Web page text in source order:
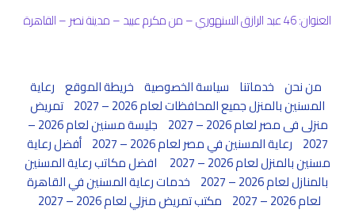
العنوان: 46 عبد الرازق السنهوري – من مكرم عبيد – مدينة نصر – القاهرة
من نحن خدماتنا سياسة الخصوصية خريطة الموقع رعاية
المسنين بالمنزل جميع المحافظات لعام 2026 – 2027
تمريض
منزلى فى مصر لعام 2026 – 2027
جليسة مسنين لعام 2026 –
2027 رعاية المسنين في مصر لعام 2026 – 2027
أفضل رعاية
مسنين بالمنزل لعام 2026 – 2027
افضل مكاتب رعاية المسنين
بالمنازل لعام 2026 – 2027
خدمات رعاية المسنين في القاهرة
لعام 2026 – 2027
مكتب تمريض منزلي لعام 2026 – 2027